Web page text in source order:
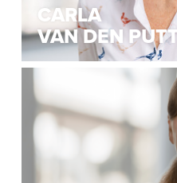
CARLA
VAN DEN